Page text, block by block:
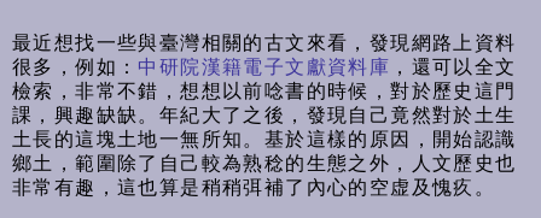
最近想找一些與臺灣相關的古文來看，發現網路上資料
很多，例如： 中研院漢籍電子文獻資料庫 ，還可以全文
檢索，非常不錯，想想以前唸書的時候，對於歷史這門
課，興趣缺缺。年紀大了之後，發現自己竟然對於土生
土長的這塊土地一無所知。基於這樣的原因，開始認識
鄉土，範圍除了自己較為熟稔的生態之外，人文歷史也
非常有趣，這也算是稍稍弭補了內心的空虚及愧疚。